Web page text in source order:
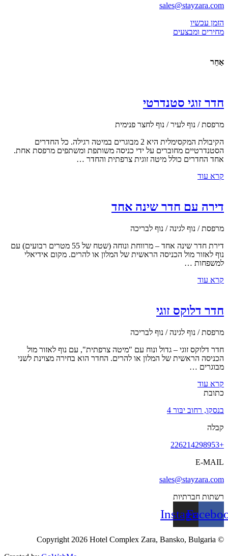
sales@stayzara.com
הזמן עכשיו
מחירים ומבצעים
אַחֵר
חדר זוגי סטנדרטי
מרפסת / נוף לעיר / נוף לחצר פנימית
הקיבולת המקסימלית היא 2 מבוגרים במיטה רגילה. כל החדרים
הסטנדרטיים מחוברים על ידי כניסה משותפת ומשתפים מרפסת אחת.
אחד החדרים כולל מיטה זוגית צרפתית והחדר …
קרא עוד
דירה עם חדר שינה אחד
מרפסת / נוף לגינה / נוף לבריכה
דירת חדר שינה אחד – מרווחת ונוחה (שטח של 55 מטרים רבועים) עם
נוף לאזור מול הכניסה הראשית של המלון או להרים. מקום אידיאלי
למשפחות …
קרא עוד
חדר דלוקס זוגי
מרפסת / נוף לגינה / נוף לבריכה
חדר דלוקס זוגי – גדול ונוח עם "מיטה צרפתית", עם נוף לאזור מול
הכניסה הראשית של המלון או להרים. החדר הוא בחירה מצוינת לשני
מבוגרים …
קרא עוד
כתובת
בנסקו, רחוב יבּור 4
קבלה
+226214298953
E-MAIL
sales@stayzara.com
רשתות חברתיות
Instagram
© Copyright 2026 Hotel Complex Zara, Bansko, Bulgaria